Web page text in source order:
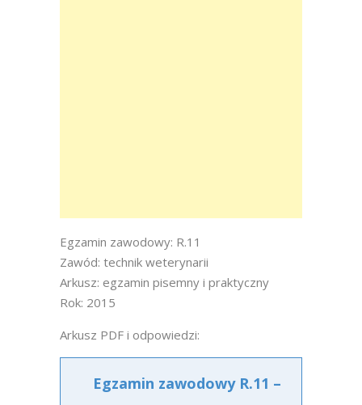
Egzamin zawodowy: R.11
Zawód: technik weterynarii
Arkusz: egzamin pisemny i praktyczny
Rok: 2015
Arkusz PDF i odpowiedzi:
Egzamin zawodowy R.11 –